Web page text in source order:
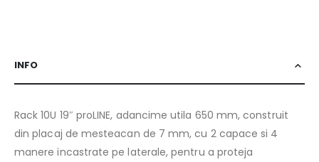
INFO
Rack 10U 19″ proLINE, adancime utila 650 mm, construit
din placaj de mesteacan de 7 mm, cu 2 capace si 4
manere incastrate pe laterale, pentru a proteja